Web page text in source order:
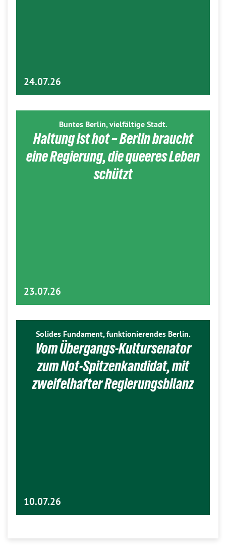
24.07.26
Buntes Berlin, vielfältige Stadt.
Haltung ist hot – Berlin braucht
eine Regierung, die queeres Leben
schützt
23.07.26
Solides Fundament, funktionierendes Berlin.
Vom Übergangs-Kultursenator
zum Not-Spitzenkandidat, mit
zweifelhafter Regierungsbilanz
10.07.26